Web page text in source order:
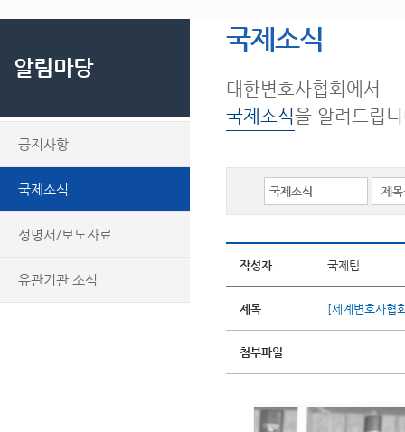
알림마당
공지사항
국제소식
성명서/보도자료
유관기관 소식
국제소식
대한변호사협회에서
국제소식을 알려드립
작성자 국제팀
제목 [세계변호사
첨부파일